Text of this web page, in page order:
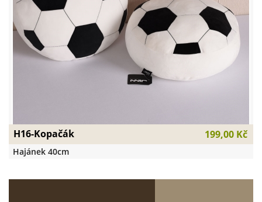
H16-Kopačák 199,00 Kč
Hajánek 40cm